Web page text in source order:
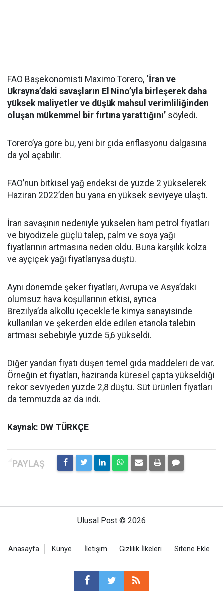
FAO Başekonomisti Maximo Torero, ‘İran ve
Ukrayna’daki savaşların El Nino’yla birleşerek daha
yüksek maliyetler ve düşük mahsul verimliliğinden
oluşan mükemmel bir fırtına yarattığını’ söyledi.
Torero’ya göre bu, yeni bir gıda enflasyonu dalgasına
da yol açabilir.
FAO’nun bitkisel yağ endeksi de yüzde 2 yükselerek
Haziran 2022’den bu yana en yüksek seviyeye ulaştı.
İran savaşının nedeniyle yükselen ham petrol fiyatları
ve biyodizele güçlü talep, palm ve soya yağı
fiyatlarının artmasına neden oldu. Buna karşılık kolza
ve ayçiçek yağı fiyatlarıysa düştü.
Aynı dönemde şeker fiyatları, Avrupa ve Asya’daki
olumsuz hava koşullarının etkisi, ayrıca
Brezilya’da alkollü içeceklerle kimya sanayisinde
kullanılan ve şekerden elde edilen etanola talebin
artması sebebiyle yüzde 5,6 yükseldi.
Diğer yandan fiyatı düşen temel gıda maddeleri de var.
Örneğin et fiyatları, haziranda küresel çapta yükseldiği
rekor seviyeden yüzde 2,8 düştü. Süt ürünleri fiyatları
da temmuzda az da indi.
Kaynak: DW TÜRKÇE
Ulusal Post © 2026
Anasayfa Künye İletişim Gizlilik İlkeleri Sitene Ekle